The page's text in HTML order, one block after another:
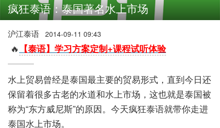
疯狂泰语：泰国著名水上市场
沪江泰语 2014-09-11 09:43
🔥 【泰语】学习方案定制+课程试听体验
水上贸易曾经是泰国最主要的贸易形式，直到今日还
保留着很多古老的水道和水上市场，这也就是泰国被
称为“东方威尼斯”的原因。今天疯狂泰语就带你走进
泰国水上市场。